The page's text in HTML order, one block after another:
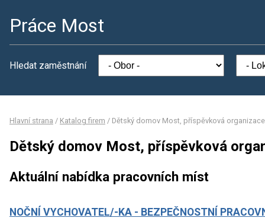
Práce Most
Hledat zaměstnání
Hlavní strana / Katalog firem / Dětský domov Most, příspěvková organizace
Dětský domov Most, příspěvková
Aktuální nabídka pracovních míst
NOČNÍ VYCHOVATEL/-KA - BEZPEČNOSTNÍ